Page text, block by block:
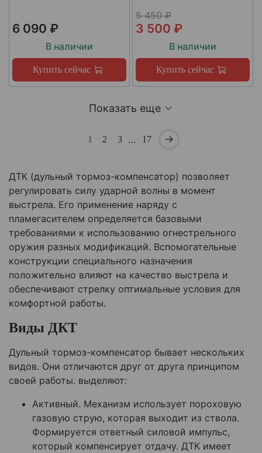
6 090 ₽
В наличии
Купить сейчас
5 450 ₽
3 500 ₽
В наличии
Купить сейчас
Показать еще
1 2 3 … 17
ДТК (дульный тормоз-компенсатор) позволяет
регулировать силу ударной волны в момент
выстрела. Его применение наряду с
пламегасителем определяется базовыми
требованиями к использованию огнестрельного
оружия разных модификаций. Вспомогательные
конструкции специального назначения
положительно влияют на качество выстрела и
обеспечивают стрелку оптимальные условия для
комфортной работы.
Виды ДКТ
Дульный тормоз-компенсатор бывает нескольких
видов. Они отличаются друг от друга принципом
своей работы. выделяют:
Активный. Механизм использует пороховую
газовую струю, которая выходит из ствола.
Формируется ответный силовой импульс,
который компенсирует отдачу. ДТК имеет